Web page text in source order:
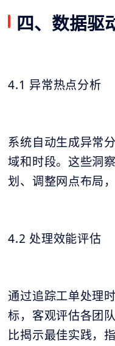
四、数据驱
4.1 异常热点分析
系统自动生成异常
域和时段。这些洞
划、调整网点布局
4.2 处理效能评估
通过追踪工单处理
标，客观评估各团
比揭示最佳实践，